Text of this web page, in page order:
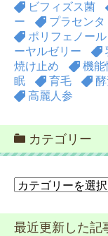
ビフィズス菌
ー
プラセンタ
ポリフェノール
ーヤルゼリー
焼け止め
機能
眠
育毛
高麗人参
カテゴリー
カ
ゴ
リ
最近更新した記